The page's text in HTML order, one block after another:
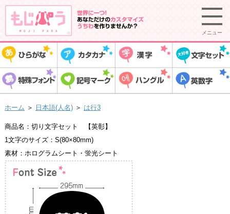
メニュー
ホーム ＞ 日本語(人名) ＞ は行3
商品名：切り文字セット 【英彰】
1文字のサイズ：S(80×80mm)
素材：ホログラムシート・蛍光シート